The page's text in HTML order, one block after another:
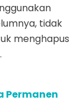
tidak
menghapus
Permanen